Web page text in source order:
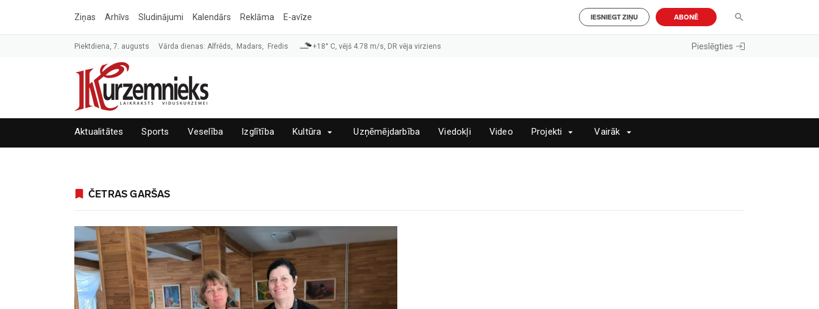
Ziņas Arhīvs Sludinājumi Kalendārs Reklāma E-avīze IESNIEGT ZIŅU ABONĒ
Piektdiena, 7. augusts Vārda dienas: Alfrēds, Madars, Fredis +18° C, vējš 4.78 m/s, DR vēja virziens Pieslēgties
Aktualitātes Sports Veselība Izglītība Kultūra Uzņēmējdarbība Viedokļi Video Projekti Vairāk
ČETRAS GARŠAS